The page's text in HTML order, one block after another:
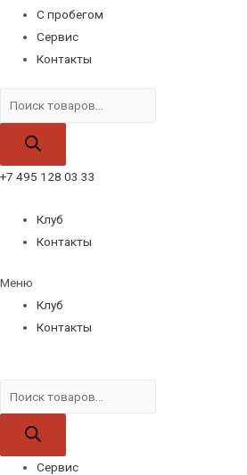
С пробегом
Сервис
Контакты
товаров
+7 495 128 03 33
Клуб
Контакты
Меню
Клуб
Контакты
товаров
Сервис